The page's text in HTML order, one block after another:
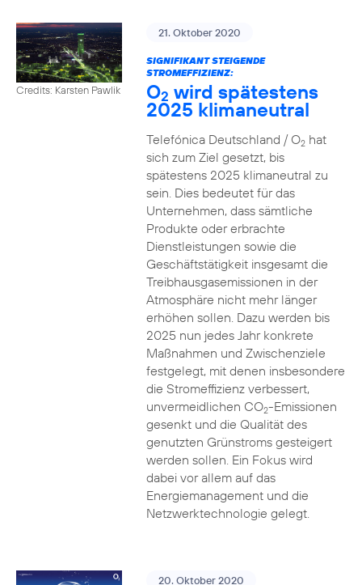
Credits: Karsten Pawlik
21. Oktober 2020
SIGNIFIKANT STEIGENDE
STROMEFFIZIENZ:
O2 wird spätestens
2025 klimaneutral
Telefónica Deutschland / O2hat
sich zum Ziel gesetzt, bis
spätestens 2025 klimaneutral zu
sein. Dies bedeutet für das
Unternehmen, dass sämtliche
Produkte oder erbrachte
Dienstleistungen sowie die
Geschäftstätigkeit insgesamt die
Treibhausgasemissionen in der
Atmosphäre nicht mehr länger
erhöhen sollen. Dazu werden bis
2025 nun jedes Jahr konkrete
Maßnahmen und Zwischenziele
festgelegt, mit denen insbesondere
die Stromeffizienz verbessert,
unvermeidlichen CO2-Emissionen
gesenkt und die Qualität des
genutzten Grünstroms gesteigert
werden sollen. Ein Fokus wird
dabei vor allem auf das
Energiemanagement und die
Netzwerktechnologie gelegt.
20. Oktober 2020